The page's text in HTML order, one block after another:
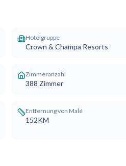
Hotelgruppe
Crown & Champa Resorts
Zimmeranzahl
388 Zimmer
Entfernung von Malé
152KM